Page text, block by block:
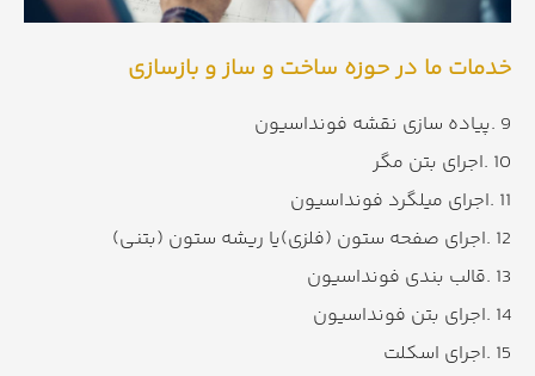
خدمات ما در حوزه ساخت و ساز و بازسازی
9 .پیاده سازی نقشه فونداسیون
10 .اجرای بتن مگر
11 .اجرای میلگرد فونداسیون
12 .اجرای صفحه ستون (فلزی)یا ریشه ستون (بتنی)
13 .قالب بندی فونداسیون
14 .اجرای بتن فونداسیون
15 .اجرای اسکلت